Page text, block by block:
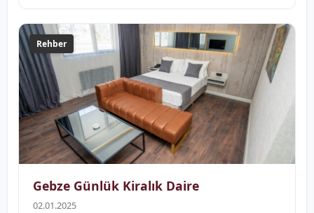
Rehber
Gebze Günlük Kiralık Daire
02.01.2025